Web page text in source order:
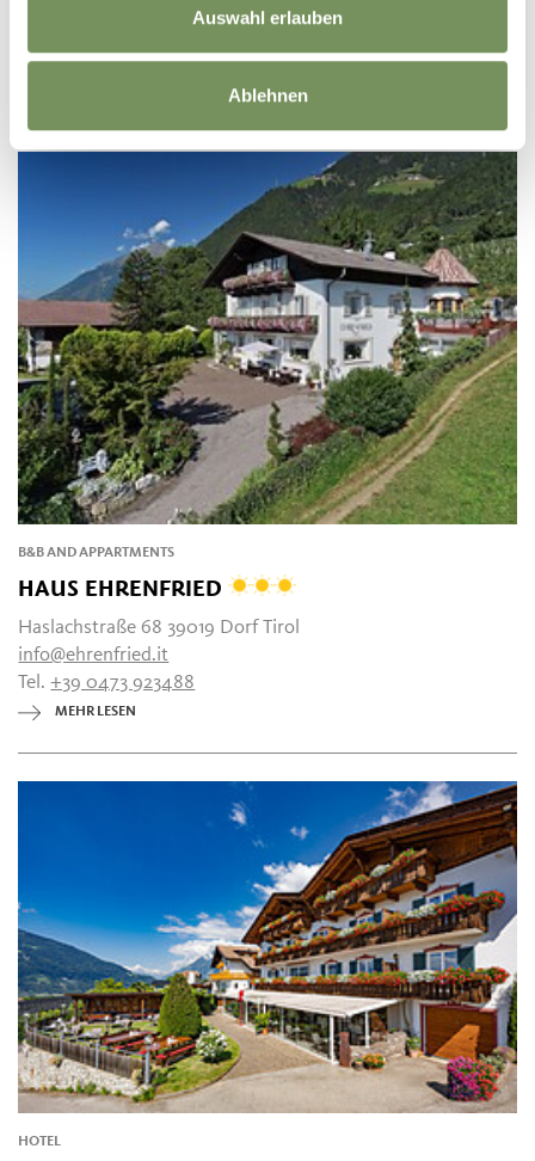
Auswahl erlauben
Ablehnen
Tel.+39 0473 931020
B&B AND APPARTMENTS
HAUS EHRENFRIED
Haslachstraße 68 39019 Dorf Tirol
info@ehrenfried.it
Tel.+39 0473 923488
MEHR LESEN
HOTEL